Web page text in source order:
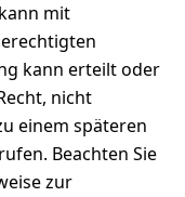
mit
kann erteilt oder
nicht
einem späteren
Beachten Sie
zur
r.
e